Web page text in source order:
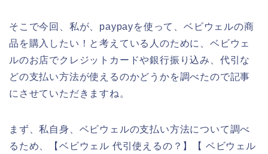
そこで今回、私が、paypayを使って、ベビウェルの商
品を購入したい！と考えている人のために、ベビウェ
ルのお店でクレジットカードや銀行振り込み、代引な
どの支払い方法が使えるのかどうかを調べたので記事
にさせていただきますね。
まず、私自身、ベビウェルの支払い方法について調べ
るため、【ベビウェル 代引使えるの？】【 ベビウェル